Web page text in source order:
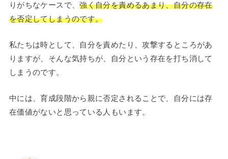
りがちなケースで、強く自分を責めるあまり、自分の存在
を否定してしまうのです。
私たちは時として、自分を責めたり、攻撃するところがあ
りますが、そんな気持ちが、自分という存在を打ち消して
しまうのです。
中には、育成段階から親に否定されることで、自分には存
在価値がないと思っている人もいます。